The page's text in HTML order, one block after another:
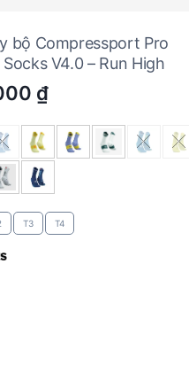
bộ Compressport Pro
V4.0 – Run High
₫
T3 T4